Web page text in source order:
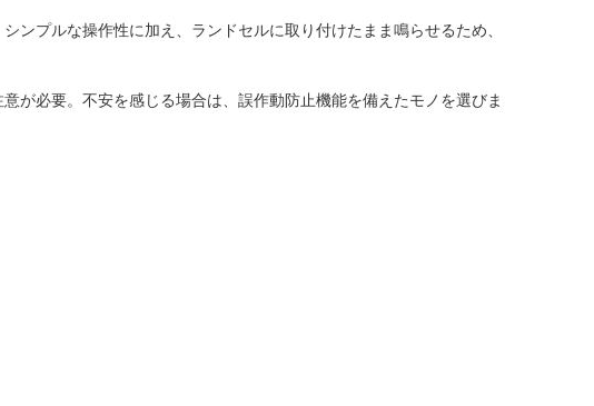
プルな操作性に加え、ランドセルに取り付けたまま鳴らせるため、
が必要。不安を感じる場合は、誤作動防止機能を備えたモノを選びま